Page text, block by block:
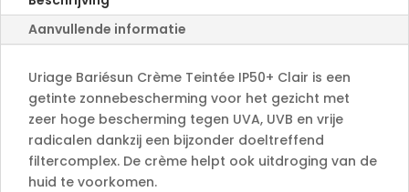
t
Aanvullende informatie
Uriage Bariésun Crème Teintée IP50+ Clair is een
getinte zonnebescherming voor het gezicht met
zeer hoge bescherming tegen UVA, UVB en vrije
radicalen dankzij een bijzonder doeltreffend
filtercomplex. De crème helpt ook uitdroging van de
huid te voorkomen.